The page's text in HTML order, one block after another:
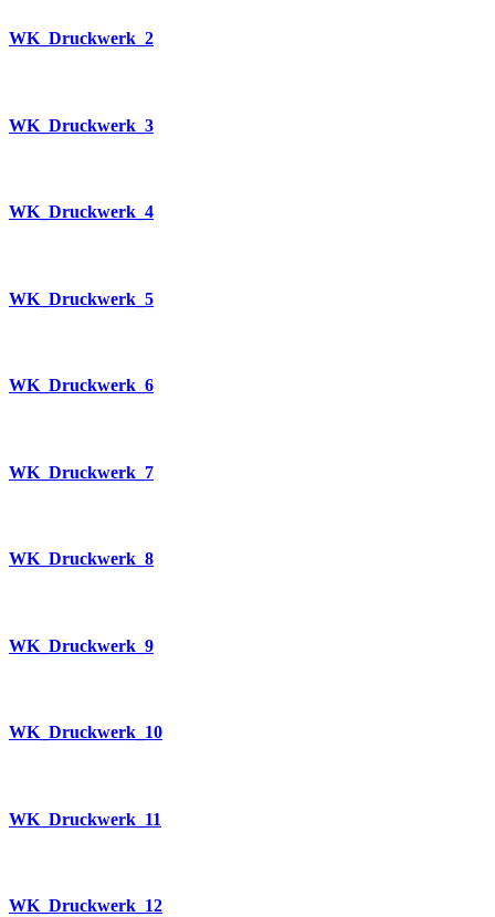
WK_Druckwerk_2
WK_Druckwerk_3
WK_Druckwerk_4
WK_Druckwerk_5
WK_Druckwerk_6
WK_Druckwerk_7
WK_Druckwerk_8
WK_Druckwerk_9
WK_Druckwerk_10
WK_Druckwerk_11
WK_Druckwerk_12